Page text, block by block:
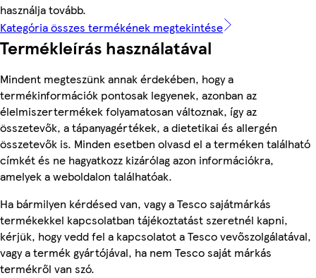
használja tovább.
Kategória összes termékének megtekintése
Termékleírás használatával
Mindent megteszünk annak érdekében, hogy a
termékinformációk pontosak legyenek, azonban az
élelmiszertermékek folyamatosan változnak, így az
összetevők, a tápanyagértékek, a dietetikai és allergén
összetevők is. Minden esetben olvasd el a terméken található
címkét és ne hagyatkozz kizárólag azon információkra,
amelyek a weboldalon találhatóak.
Ha bármilyen kérdésed van, vagy a Tesco sajátmárkás
termékekkel kapcsolatban tájékoztatást szeretnél kapni,
kérjük, hogy vedd fel a kapcsolatot a Tesco vevőszolgálatával,
vagy a termék gyártójával, ha nem Tesco saját márkás
termékről van szó.